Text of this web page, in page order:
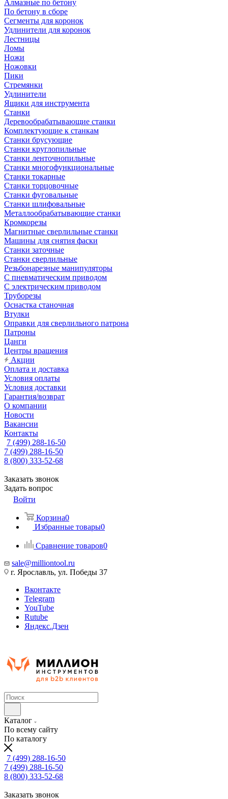
Алмазные по бетону
По бетону в сборе
Сегменты для коронок
Удлинители для коронок
Лестницы
Ломы
Ножи
Ножовки
Пики
Стремянки
Удлинители
Ящики для инструмента
Станки
Деревообрабатывающие станки
Комплектующие к станкам
Станки брусующие
Станки круглопильные
Станки ленточнопильные
Станки многофункциональные
Станки токарные
Станки торцовочные
Станки фуговальные
Станки шлифовальные
Металлообрабатывающие станки
Кромкорезы
Магнитные сверлильные станки
Машины для снятия фаски
Станки заточные
Станки сверлильные
Резьбонарезные манипуляторы
С пневматическим приводом
С электрическим приводом
Труборезы
Оснастка станочная
Втулки
Оправки для сверлильного патрона
Патроны
Цанги
Центры вращения
Акции
Оплата и доставка
Условия оплаты
Условия доставки
Гарантия/возврат
О компании
Новости
Вакансии
Контакты
7 (499) 288-16-50
7 (499) 288-16-50
8 (800) 333-52-68
Заказать звонок
Задать вопрос
Войти
Корзина0
Избранные товары0
Сравнение товаров0
sale@milliontool.ru
г. Ярославль, ул. Победы 37
Вконтакте
Telegram
YouTube
Rutube
Яндекс.Дзен
Каталог
По всему сайту
По каталогу
7 (499) 288-16-50
7 (499) 288-16-50
8 (800) 333-52-68
Заказать звонок